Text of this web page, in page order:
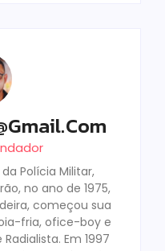
Polícia Militar,
no ano de 1975,
começou sua
fria, ofice-boy e
Em 1997